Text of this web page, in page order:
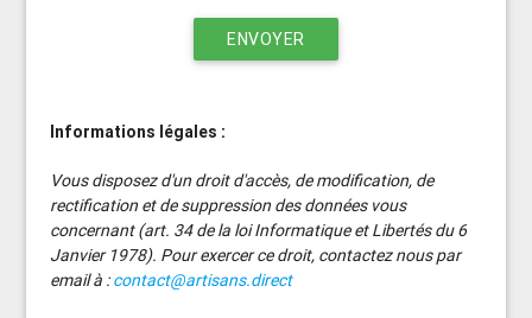
ENVOYER
Informations légales :
Vous disposez d'un droit d'accès, de modification, de
rectification et de suppression des données vous
concernant (art. 34 de la loi Informatique et Libertés du 6
Janvier 1978). Pour exercer ce droit, contactez nous par
email à :contact@artisans.direct